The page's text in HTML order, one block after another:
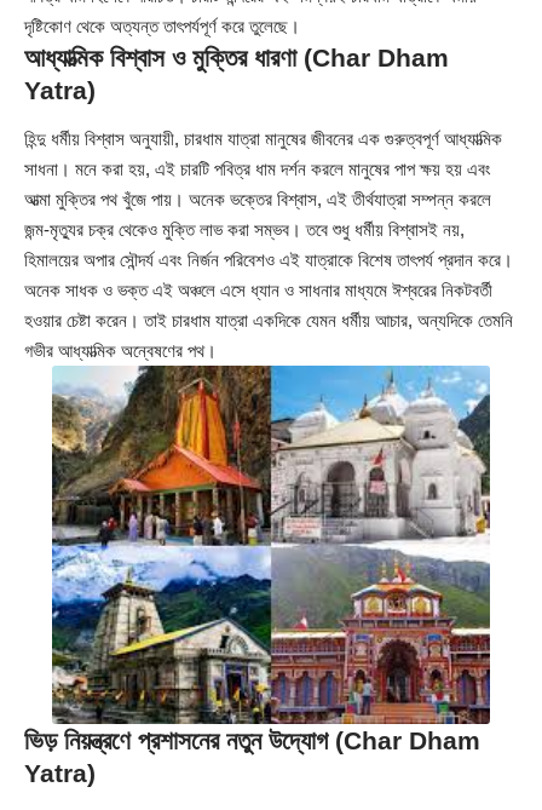
দৃষ্টিকোণ থেকে অত্যন্ত তাৎপর্যপূর্ণ করে তুলেছে।
আধ্যাত্মিক বিশ্বাস ও মুক্তির ধারণা (Char Dham
Yatra)
হিন্দু ধর্মীয় বিশ্বাস অনুযায়ী, চারধাম যাত্রা মানুষের জীবনের এক গুরুত্বপূর্ণ আধ্যাত্মিক
সাধনা। মনে করা হয়, এই চারটি পবিত্র ধাম দর্শন করলে মানুষের পাপ ক্ষয় হয় এবং
আত্মা মুক্তির পথ খুঁজে পায়। অনেক ভক্তের বিশ্বাস, এই তীর্থযাত্রা সম্পন্ন করলে
জন্ম-মৃত্যুর চক্র থেকেও মুক্তি লাভ করা সম্ভব। তবে শুধু ধর্মীয় বিশ্বাসই নয়,
হিমালয়ের অপার সৌন্দর্য এবং নির্জন পরিবেশও এই যাত্রাকে বিশেষ তাৎপর্য প্রদান করে।
অনেক সাধক ও ভক্ত এই অঞ্চলে এসে ধ্যান ও সাধনার মাধ্যমে ঈশ্বরের নিকটবর্তী
হওয়ার চেষ্টা করেন। তাই চারধাম যাত্রা একদিকে যেমন ধর্মীয় আচার, অন্যদিকে তেমনি
গভীর আধ্যাত্মিক অন্বেষণের পথ।
ভিড় নিয়ন্ত্রণে প্রশাসনের নতুন উদ্যোগ (Char Dham
Yatra)